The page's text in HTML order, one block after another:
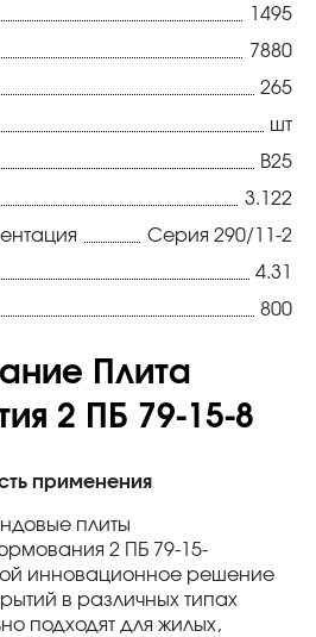
1495
7880
265
шт
В25
3.122
Серия 290/11-2
4.31
800
Плита
2 ПБ 79-15-8
применения
плиты
2 ПБ 79-15-
инновационное решение
в различных типах
подходят для жилых,